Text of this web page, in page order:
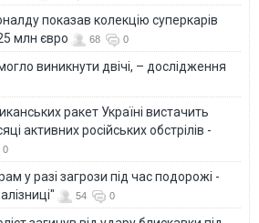
показав колекцію суперкарів
млн євро
68 0
виникнути двічі, – дослідження
ракет Україні вистачить
активних російських обстрілів -
0
у разі загрози під час подорожі -
54 0